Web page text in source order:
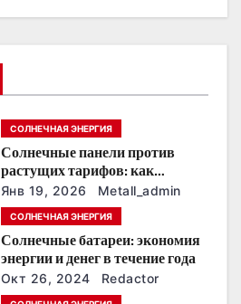
СОЛНЕЧНАЯ ЭНЕРГИЯ
Солнечные панели против
растущих тарифов: как
сохранить
энергонезависимость в
ближайшие годы
Янв 19, 2026 Metall_admin
СОЛНЕЧНАЯ ЭНЕРГИЯ
Солнечные батареи: экономия
энергии и денег в течение года
Окт 26, 2024 Redactor